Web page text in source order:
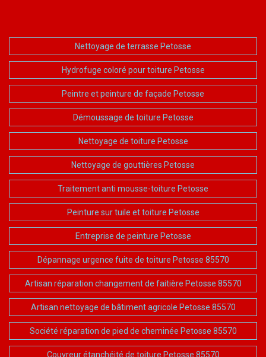
Nettoyage de terrasse Petosse
Hydrofuge coloré pour toiture Petosse
Peintre et peinture de façade Petosse
Démoussage de toiture Petosse
Nettoyage de toiture Petosse
Nettoyage de gouttières Petosse
Traitement anti mousse-toiture Petosse
Peinture sur tuile et toiture Petosse
Entreprise de peinture Petosse
Dépannage urgence fuite de toiture Petosse 85570
Artisan réparation changement de faitière Petosse 85570
Artisan nettoyage de bâtiment agricole Petosse 85570
Société réparation de pied de cheminée Petosse 85570
Couvreur étanchéité de toiture Petosse 85570